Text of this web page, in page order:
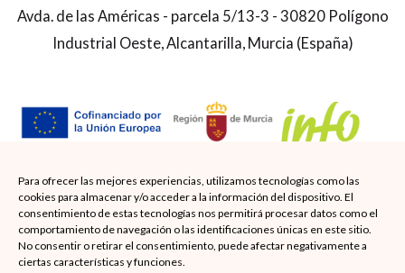
Para ofrecer las mejores experiencias, utilizamos tecnologías como las
cookies para almacenar y/o acceder a la información del dispositivo. El
consentimiento de estas tecnologías nos permitirá procesar datos como el
comportamiento de navegación o las identificaciones únicas en este sitio.
No consentir o retirar el consentimiento, puede afectar negativamente a
ciertas características y funciones.
Avda. de las Américas - parcela 5/13-3 - 30820 Polígono
Industrial Oeste, Alcantarilla, Murcia (España)
Esta empresa ha sido beneficiaria del Cheque de
Internacionalización, subvencionado por el Instituto de
Fomento de la Región de Murcia (INFO) y cofinanciado por